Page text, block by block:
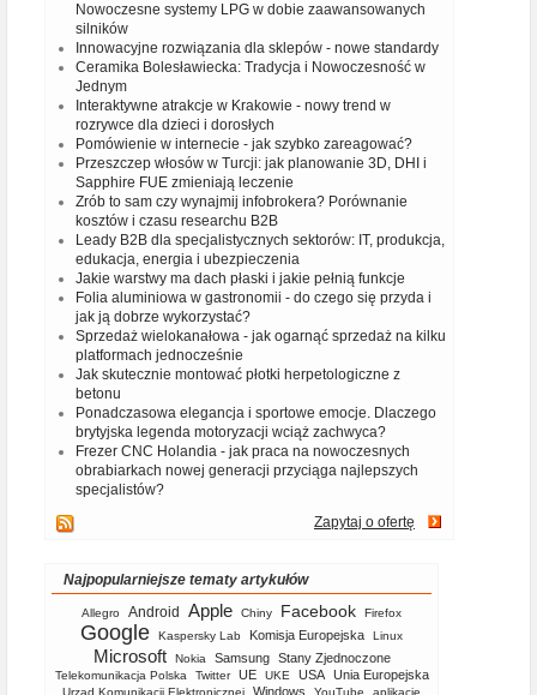
Nowoczesne systemy LPG w dobie zaawansowanych
silników
Innowacyjne rozwiązania dla sklepów - nowe standardy
Ceramika Bolesławiecka: Tradycja i Nowoczesność w
Jednym
Interaktywne atrakcje w Krakowie - nowy trend w
rozrywce dla dzieci i dorosłych
Pomówienie w internecie - jak szybko zareagować?
Przeszczep włosów w Turcji: jak planowanie 3D, DHI i
Sapphire FUE zmieniają leczenie
Zrób to sam czy wynajmij infobrokera? Porównanie
kosztów i czasu researchu B2B
Leady B2B dla specjalistycznych sektorów: IT, produkcja,
edukacja, energia i ubezpieczenia
Jakie warstwy ma dach płaski i jakie pełnią funkcje
Folia aluminiowa w gastronomii - do czego się przyda i
jak ją dobrze wykorzystać?
Sprzedaż wielokanałowa - jak ogarnąć sprzedaż na kilku
platformach jednocześnie
Jak skutecznie montować płotki herpetologiczne z
betonu
Ponadczasowa elegancja i sportowe emocje. Dlaczego
brytyjska legenda motoryzacji wciąż zachwyca?
Frezer CNC Holandia - jak praca na nowoczesnych
obrabiarkach nowej generacji przyciąga najlepszych
specjalistów?
Zapytaj o ofertę
Najpopularniejsze tematy artykułów
Allegro Android Apple Chiny Facebook Firefox
Google Kaspersky Lab Komisja Europejska Linux
Microsoft Nokia Samsung Stany Zjednoczone
Telekomunikacja Polska Twitter UE UKE USA Unia Europejska
Urząd Komunikacji Elektronicznej Windows YouTube aplikacje